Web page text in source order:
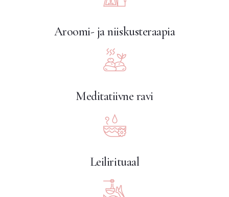
Aroomi- ja niiskusteraapia
Meditatiivne ravi
Leilirituaal